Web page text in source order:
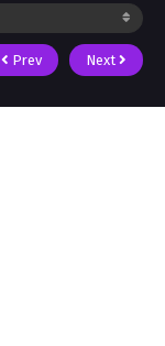
Prev Next